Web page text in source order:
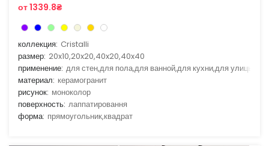
от 1339.8₴
коллекция: Cristalli
размер: 20x10,20x20,40x20,40x40
применение: для стен,для пола,для ванной,для кухни,для улицы
материал: керамогранит
рисунок: моноколор
поверхность: лаппатировання
форма: прямоугольник,квадрат